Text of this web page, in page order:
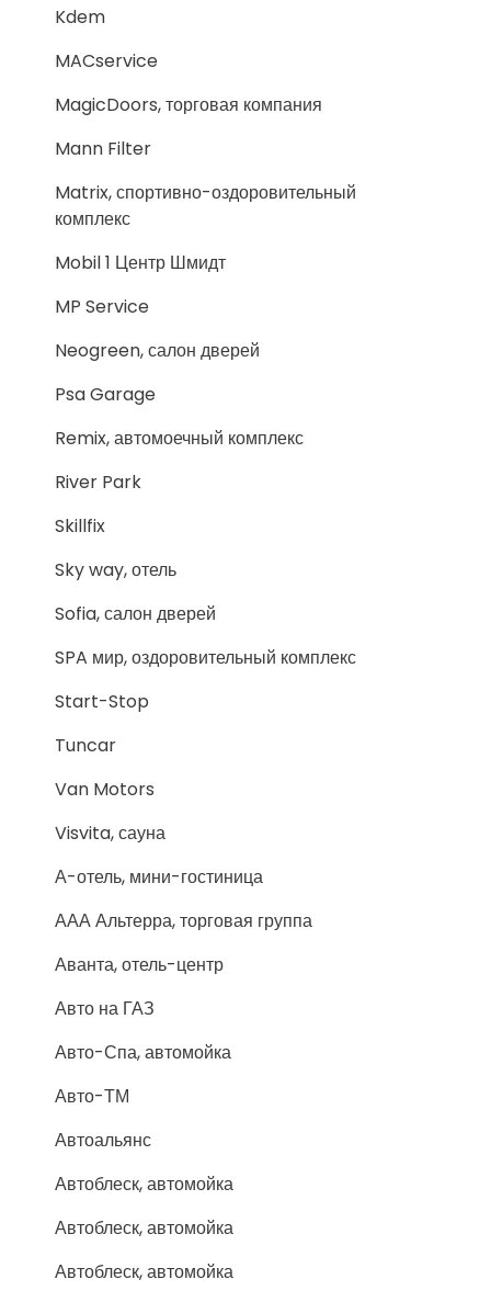
Kdem
MACservice
MagicDoors, торговая компания
Mann Filter
Matrix, спортивно-оздоровительный
комплекс
Mobil 1 Центр Шмидт
MP Service
Neogreen, салон дверей
Psa Garage
Remix, автомоечный комплекс
River Park
Skillfix
Sky way, отель
Sofia, салон дверей
SPA мир, оздоровительный комплекс
Start-Stop
Tuncar
Van Motors
Visvita, сауна
А-отель, мини-гостиница
ААА Альтерра, торговая группа
Аванта, отель-центр
Авто на ГАЗ
Авто-Спа, автомойка
Авто-ТМ
Автоальянс
Автоблеск, автомойка
Автоблеск, автомойка
Автоблеск, автомойка